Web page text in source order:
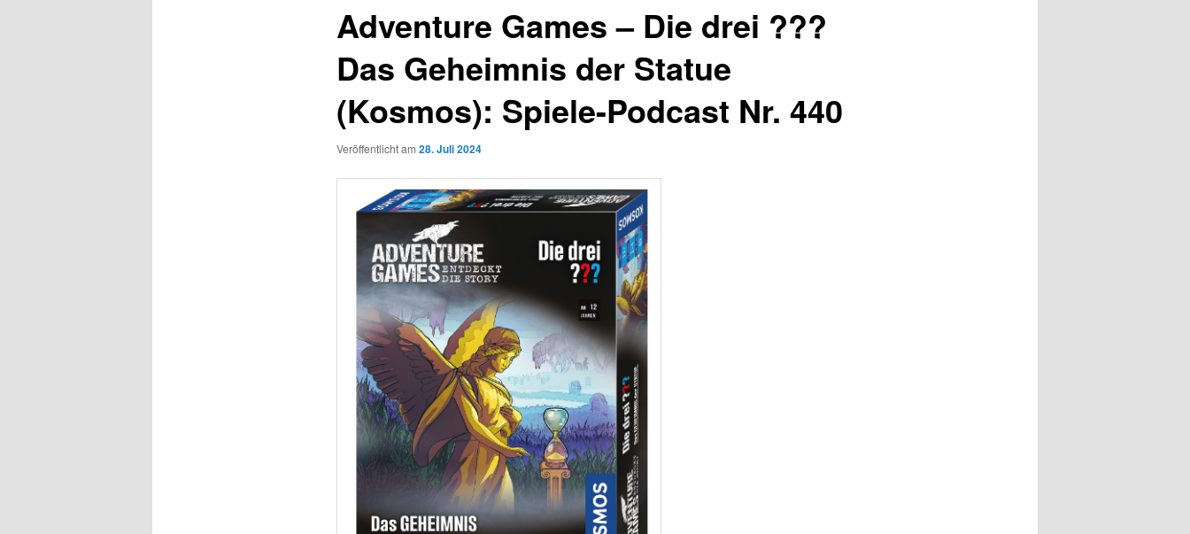
Adventure Games – Die drei ???
Das Geheimnis der Statue
(Kosmos): Spiele-Podcast Nr. 440
Veröffentlicht am 28. Juli 2024